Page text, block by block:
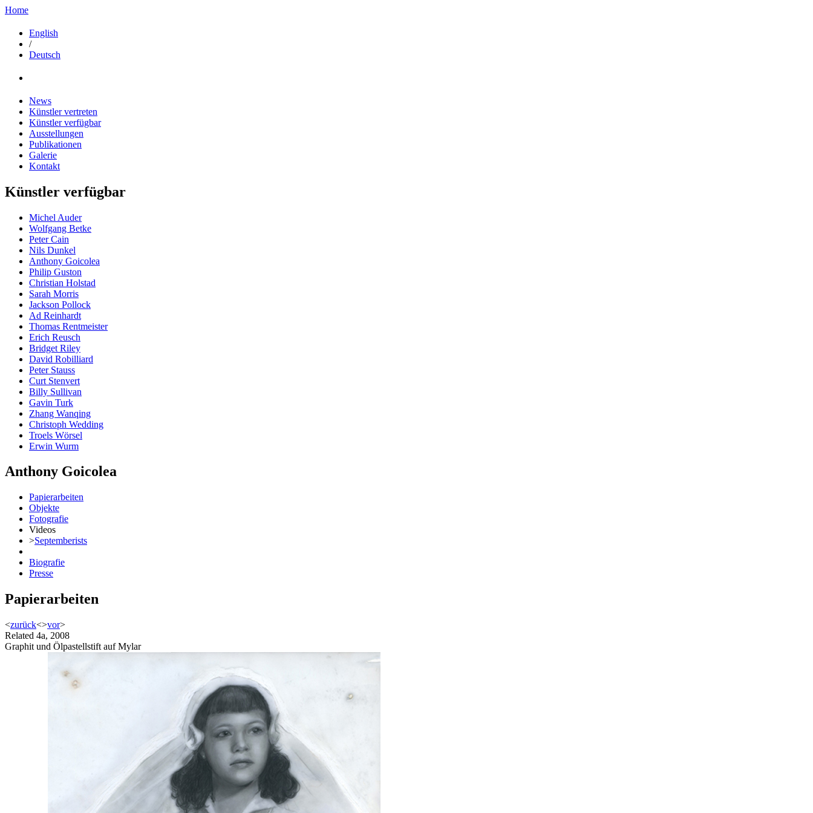
Home
English
/
Deutsch
News
Künstler vertreten
Künstler verfügbar
Ausstellungen
Publikationen
Galerie
Kontakt
Künstler verfügbar
Michel Auder
Wolfgang Betke
Peter Cain
Nils Dunkel
Anthony Goicolea
Philip Guston
Christian Holstad
Sarah Morris
Jackson Pollock
Ad Reinhardt
Thomas Rentmeister
Erich Reusch
Bridget Riley
David Robilliard
Peter Stauss
Curt Stenvert
Billy Sullivan
Gavin Turk
Zhang Wanqing
Christoph Wedding
Troels Wörsel
Erwin Wurm
Anthony Goicolea
Papierarbeiten
Objekte
Fotografie
Videos
>Septemberists
Biografie
Presse
Papierarbeiten
<zurück<>vor>
Related 4a, 2008
Graphit und Ölpastellstift auf Mylar